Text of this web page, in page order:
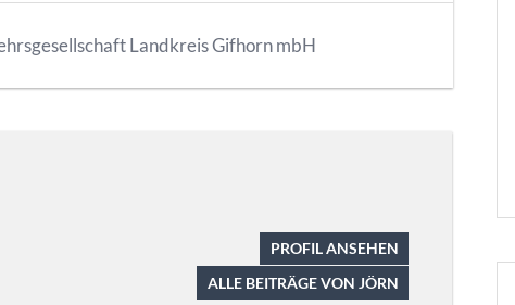
Landkreis Gifhorn mbH
PROFIL ANSEHEN
ALLE BEITRÄGE VON JÖRN